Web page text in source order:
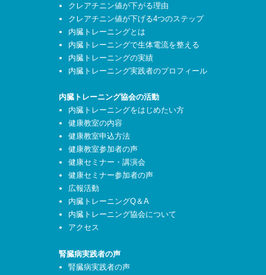
クレアチニン値が下がる理由
クレアチニン値が下げる4つのステップ
内臓トレーニングとは
内臓トレーニングで生体電流を整える
内臓トレーニングの実績
内臓トレーニング実践者のプロフィール
内臓トレーニング協会の活動
内臓トレーニングをはじめたい方
健康教室の内容
健康教室申込方法
健康教室参加者の声
健康セミナー・講演会
健康セミナー参加者の声
広報活動
内臓トレーニングQ＆A
内臓トレーニング協会について
アクセス
腎臓病実践者の声
腎臓病実践者の声